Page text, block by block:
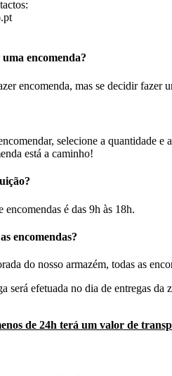
encomenda?
encomenda, mas se decidir fazer
selecione a quantidade
está a caminho!
é das 9h às 18h.
encomendas?
do nosso armazém, todas as
será efetuada no dia de entregas da
de 24h terá um valor de